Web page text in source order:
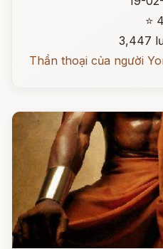
⭐
3,447
Thần thoại của người